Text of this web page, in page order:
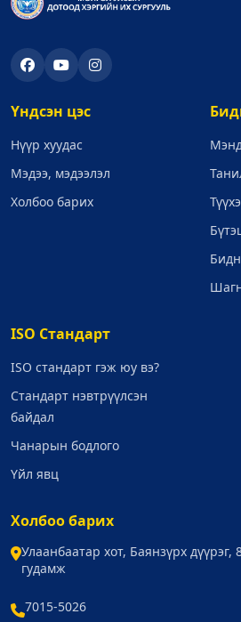
Үндсэн цэс
Нүүр хуудас
Мэдээ, мэдээлэл
Холбоо барих
ISO Стандарт
ISO стандарт гэж юу вэ?
Стандарт нэвтрүүлсэн
байдал
Чанарын бодлого
Үйл явц
Холбоо барих
Улаанбаатар хот, Баянзүрх
гудамж
7015-5026